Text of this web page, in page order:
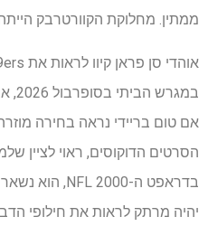
ממתין. מחלוקת הקוורטרבק
אם טום בריידי נראה בחירה
הסרטים הדוקוסים, ראוי לציין
יהיה מרתק לראות את חילופי